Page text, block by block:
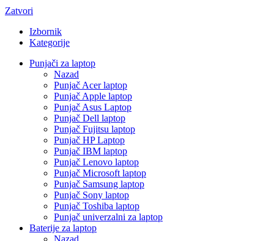
Zatvori
Izbornik
Kategorije
Punjači za laptop
Nazad
Punjač Acer laptop
Punjač Apple laptop
Punjač Asus Laptop
Punjač Dell laptop
Punjač Fujitsu laptop
Punjač HP Laptop
Punjač IBM laptop
Punjač Lenovo laptop
Punjač Microsoft laptop
Punjač Samsung laptop
Punjač Sony laptop
Punjač Toshiba laptop
Punjač univerzalni za laptop
Baterije za laptop